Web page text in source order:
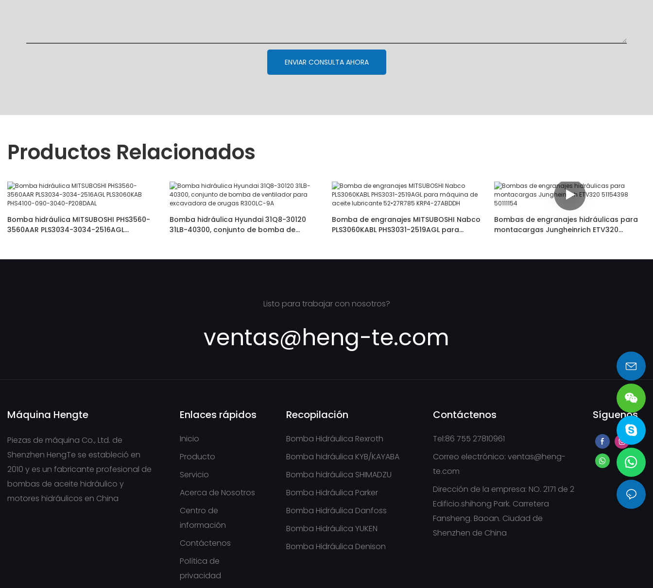
ENVIAR CONSULTA AHORA
Productos Relacionados
Bomba hidráulica MITSUBOSHI PHS3560-
3560AAR PLS3034-3034-2516AGL
Bomba hidráulica Hyundai 31Q8-30120
31LB-40300, conjunto de bomba de
Bomba de engranajes MITSUBOSHI Nabco
PLS3060KABL PHS3031-2519AGL para
Bombas de engranajes hidráulicas para
montacargas Jungheinrich ETV320
Listo para trabajar con nosotros?
ventas@heng-te.com
Máquina Hengte
Piezas de máquina Co., Ltd. de
Shenzhen HengTe se estableció en
2010 y es un fabricante profesional de
bombas de aceite hidráulico y
motores hidráulicos en China
Enlaces rápidos
Inicio
Producto
Servicio
Acerca de Nosotros
Centro de
información
Contáctenos
Política de
privacidad
Recopilación
Bomba Hidráulica Rexroth
Bomba hidráulica KYB/KAYABA
Bomba hidráulica SHIMADZU
Bomba Hidráulica Parker
Bomba Hidráulica Danfoss
Bomba Hidráulica YUKEN
Bomba Hidráulica Denison
Contáctenos
Tel:86 755 27810961
Correo electrónico: ventas@heng-
te.com
Dirección de la empresa: NO. 2171 de 2
Edificio.shihong Park. Carretera
Fansheng. Baoan. Ciudad de
Shenzhen de China
Síguenos